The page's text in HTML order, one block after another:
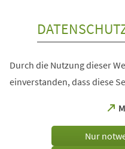
Durch die Nutzung dieser
einverstanden, dass diese
Nur